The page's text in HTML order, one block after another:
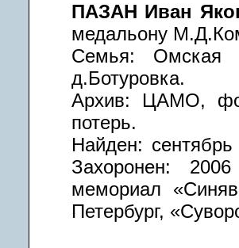
ПАЗАН Иван
медальону
Семья: Омская
д.Ботуровка.
Архив: ЦАМО,
потерь.
Найден:
Захоронен:
мемориал
Петербург,